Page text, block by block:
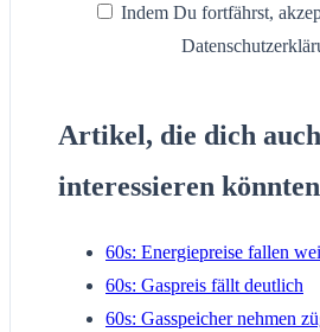
Indem Du fortfährst,
Artikel, die dich auch
interessieren
60s: Energiepreise fallen
60s: Gaspreis fällt deutlich
60s: Gasspeicher nehmen